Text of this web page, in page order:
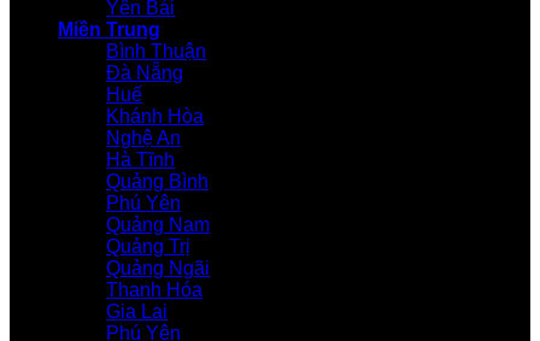
Yên Bái
Miền Trung
Bình Thuận
Đà Nẵng
Huế
Khánh Hòa
Nghệ An
Hà Tĩnh
Quảng Bình
Phú Yên
Quảng Nam
Quảng Trị
Quảng Ngãi
Thanh Hóa
Gia Lai
Phú Yên